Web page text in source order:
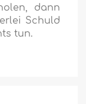
dann
Schuld
tun.